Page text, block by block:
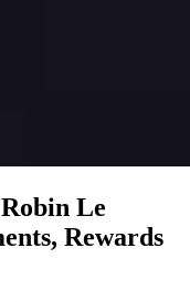
Le
Rewards